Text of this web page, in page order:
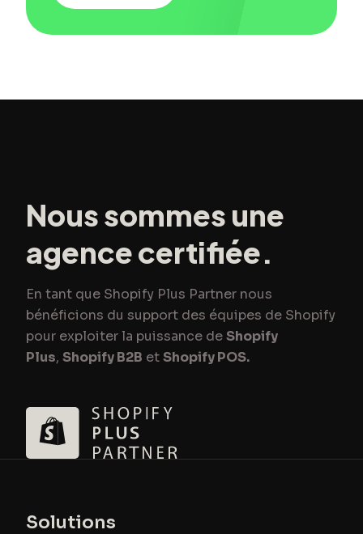
Nous sommes une
agence certifiée.
En tant que Shopify Plus Partner nous
bénéficions du support des équipes de Shopify
pour exploiter la puissance deShopify
Plus, Shopify B2B etShopify POS.
Solutions